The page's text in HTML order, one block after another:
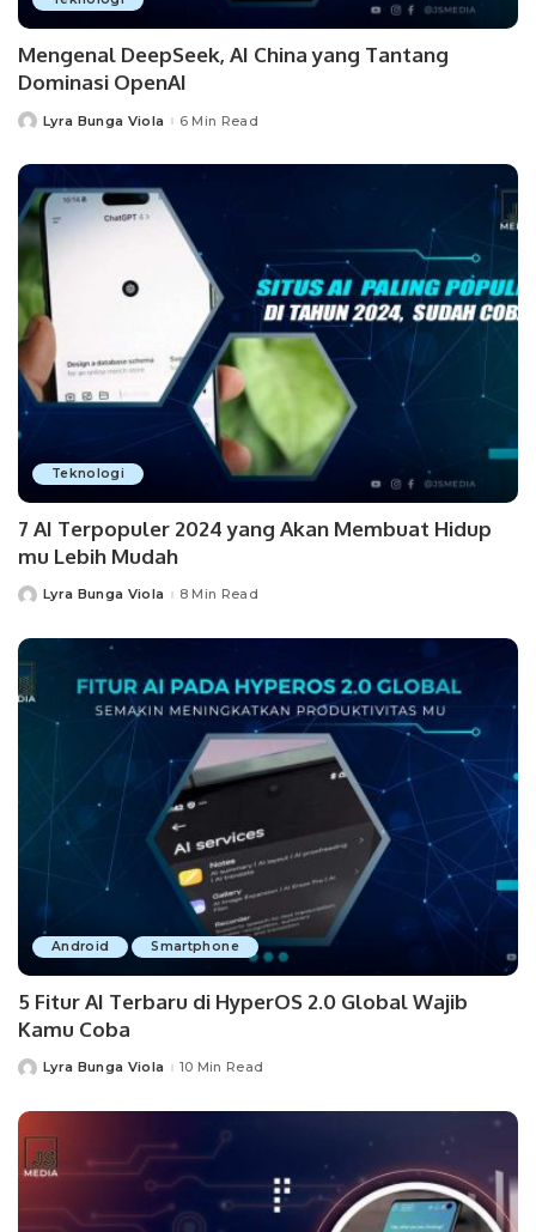
Mengenal DeepSeek, AI China yang Tantang
Dominasi OpenAI
PostedLyra Bunga Viola 6 Min Read
Teknologi
7 AI Terpopuler 2024 yang Akan Membuat Hidup
mu Lebih Mudah
PostedLyra Bunga Viola 8 Min Read
Android Smartphone
5 Fitur AI Terbaru di HyperOS 2.0 Global Wajib
Kamu Coba
PostedLyra Bunga Viola 10 Min Read